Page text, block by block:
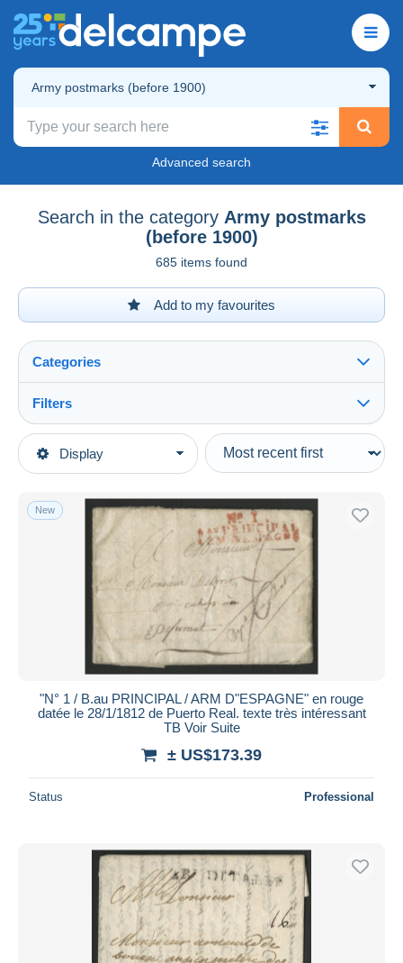
Army postmarks (before 1900)
Advanced search
Search in the category Army postmarks
(before 1900)
685 items found
Add to my favourites
Display
Categories
Main categories
Europe
Postmark Collection
Army postmarks (before 1900)
Filters
Type of sale
Ongoing
Fixed prices
Auction sales with bids
Auctions without bids
Auction houses
All durations
Closing in
From
Payment methods
PayPal
Bank transfer
Visa
New
"N° 1 / B.au PRINCIPAL / ARM D"ESPAGNE" en rouge
datée le 28/1/1812 de Puerto Real. texte très intéressant
TB Voir Suite
± US$173.39
Status Professional